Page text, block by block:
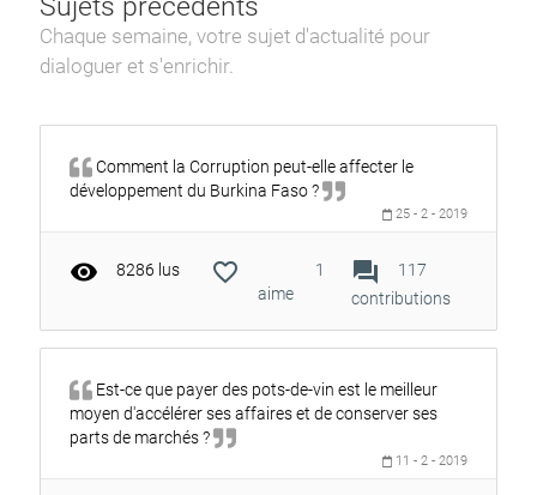
Sujets précédents
Chaque semaine, votre sujet d'actualité pour
dialoguer et s'enrichir.
Comment la Corruption peut-elle affecter le
développement du Burkina Faso ?
25 - 2 - 2019
visibility 8286 lus favorite_outline
1
aime
forum
117
contributions
Est-ce que payer des pots-de-vin est le meilleur
moyen d'accélérer ses affaires et de conserver ses
parts de marchés ?
11 - 2 - 2019